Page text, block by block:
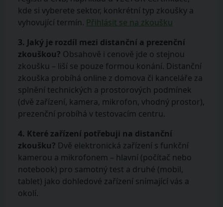
kde si vyberete sektor, konkrétní typ zkoušky a
vyhovující termín. Přihlásit se na zkoušku
3. Jaký je rozdíl mezi distanční a prezenční
zkouškou? Obsahově i cenově jde o stejnou
zkoušku – liší se pouze formou konání. Distanční
zkouška probíhá online z domova či kanceláře za
splnění technických a prostorových podmínek
(dvě zařízení, kamera, mikrofon, vhodný prostor),
prezenční probíhá v testovacím centru.
4. Které zařízení potřebuji na distanční
zkoušku? Dvě elektronická zařízení s funkční
kamerou a mikrofonem – hlavní (počítač nebo
notebook) pro samotný test a druhé (mobil,
tablet) jako dohledové zařízení snímající vás a
okolí.